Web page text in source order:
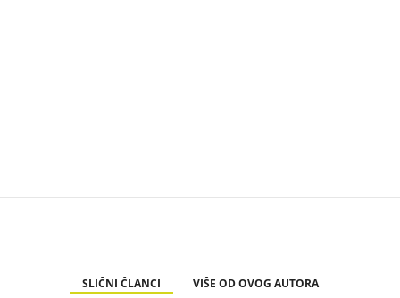
SLIČNI ČLANCI VIŠE OD OVOG AUTORA